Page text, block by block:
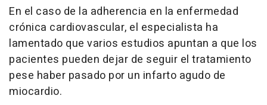
En el caso de la adherencia en la enfermedad
crónica cardiovascular, el especialista ha
lamentado que varios estudios apuntan a que los
pacientes pueden dejar de seguir el tratamiento
pese haber pasado por un infarto agudo de
miocardio.